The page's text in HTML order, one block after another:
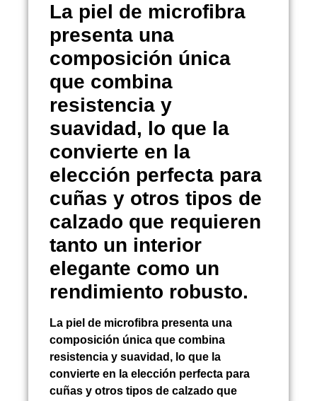
La piel de microfibra
presenta una
composición única
que combina
resistencia y
suavidad, lo que la
convierte en la
elección perfecta para
cuñas y otros tipos de
calzado que requieren
tanto un interior
elegante como un
rendimiento robusto.
La piel de microfibra presenta una
composición única que combina
resistencia y suavidad, lo que la
convierte en la elección perfecta para
cuñas y otros tipos de calzado que